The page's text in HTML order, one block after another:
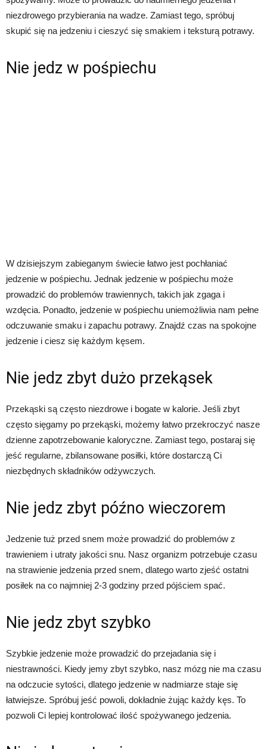
niezdrowego przybierania na wadze. Zamiast tego, spróbuj
skupić się na jedzeniu i cieszyć się smakiem i teksturą potrawy.
Nie jedz w pośpiechu
W dzisiejszym zabieganym świecie łatwo jest pochłaniać
jedzenie w pośpiechu. Jednak jedzenie w pośpiechu może
prowadzić do problemów trawiennych, takich jak zgaga i
wzdęcia. Ponadto, jedzenie w pośpiechu uniemożliwia nam pełne
odczuwanie smaku i zapachu potrawy. Znajdź czas na spokojne
jedzenie i ciesz się każdym kęsem.
Nie jedz zbyt dużo przekąsek
Przekąski są często niezdrowe i bogate w kalorie. Jeśli zbyt
często sięgamy po przekąski, możemy łatwo przekroczyć nasze
dzienne zapotrzebowanie kaloryczne. Zamiast tego, postaraj się
jeść regularne, zbilansowane posiłki, które dostarczą Ci
niezbędnych składników odżywczych.
Nie jedz zbyt późno wieczorem
Jedzenie tuż przed snem może prowadzić do problemów z
trawieniem i utraty jakości snu. Nasz organizm potrzebuje czasu
na strawienie jedzenia przed snem, dlatego warto zjeść ostatni
posiłek na co najmniej 2-3 godziny przed pójściem spać.
Nie jedz zbyt szybko
Szybkie jedzenie może prowadzić do przejadania się i
niestrawności. Kiedy jemy zbyt szybko, nasz mózg nie ma czasu
na odczucie sytości, dlatego jedzenie w nadmiarze staje się
łatwiejsze. Spróbuj jeść powoli, dokładnie żując każdy kęs. To
pozwoli Ci lepiej kontrolować ilość spożywanego jedzenia.